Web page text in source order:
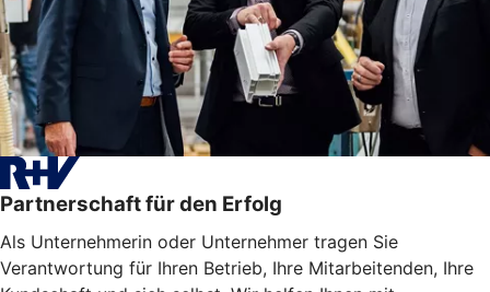
Partnerschaft für den Erfolg
Als Unternehmerin oder Unternehmer tragen Sie
Verantwortung für Ihren Betrieb, Ihre Mitarbeitenden, Ihre